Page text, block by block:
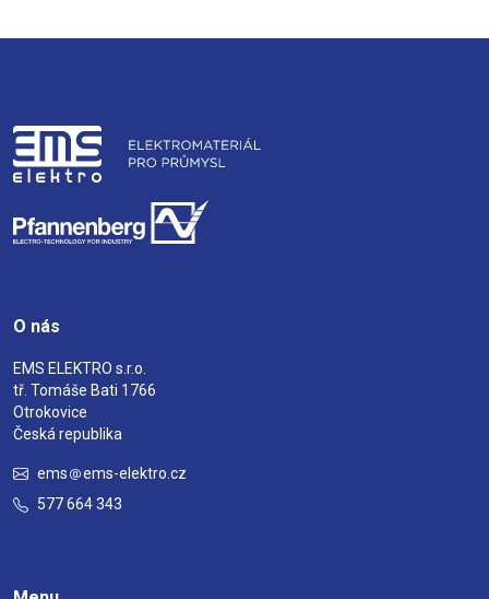
O nás
EMS ELEKTRO s.r.o.
tř. Tomáše Bati 1766
Otrokovice
Česká republika
ems
ems-elektro.cz
577 664 343